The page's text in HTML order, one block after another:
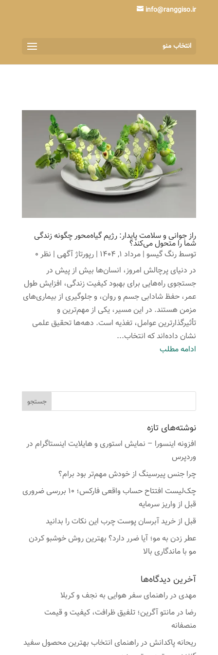
info@ranggiso.ir
انتخاب منو
راز جوانی و سلامت پایدار: رژیم گیاه‌محور چگونه زندگی
شما را متحول می‌کند؟
توسطرنگ گیسو| مرداد 1, 1404 | رپورتاژ آگهی| نظر 0
در دنیای پرچالش امروز، انسان‌ها بیش از پیش در
جستجوی راه‌هایی برای بهبود کیفیت زندگی، افزایش طول
عمر، حفظ شادابی جسم و روان، و جلوگیری از بیماری‌های
مزمن هستند. در این مسیر، یکی از مهم‌ترین و
تأثیرگذارترین عوامل، تغذیه است. دهه‌ها تحقیق علمی
نشان داده‌اند که انتخاب...
ادامه مطلب
نوشته‌های تازه
افزونه اینسورا – نمایش استوری و هایلایت اینستاگرام در
وردپرس
چرا جنس پیرسینگ از خودش مهم‌تر بود برام؟
چک‌لیست افتتاح حساب واقعی فارکس؛ ۱۰ بررسی ضروری
قبل از واریز سرمایه
قبل از خرید آبرسان پوست چرب این نکات را بدانید
عطر زدن به مو؛ آیا ضرر دارد؟ بهترین روش خوشبو کردن
مو با ماندگاری بالا
آخرین دیدگاه‌ها
مهدیدرراهنمای سفر هوایی به نجف و کربلا
رضا درمانتو آگرین؛ تلفیق ظرافت، کیفیت و قیمت
منصفانه
ریحانه پاکدانشدرراهنمای انتخاب بهترین محصول سفید